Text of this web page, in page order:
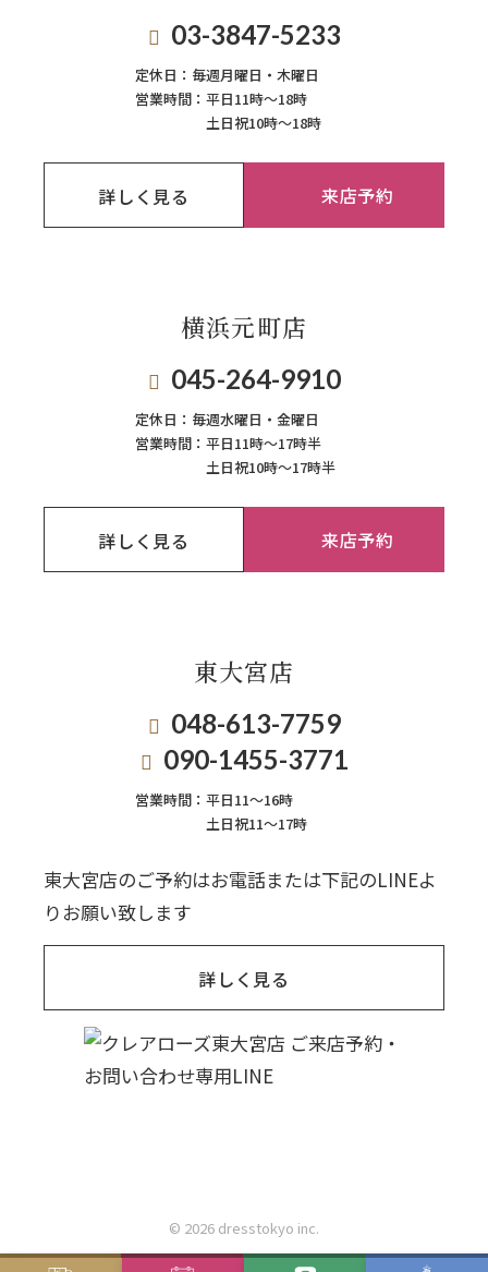
03-3847-5233
定休日： 毎週月曜日・木曜日
営業時間： 平日11時～18時
土日祝10時～18時
詳しく見る 来店予約
横浜元町店
045-264-9910
定休日： 毎週⽔曜⽇‧⾦曜⽇
営業時間： 平日11時～17時半
土日祝10時～17時半
詳しく見る 来店予約
東大宮店
048-613-7759
090-1455-3771
営業時間： 平日11〜16時
土日祝11〜17時
東大宮店のご予約はお電話または下記のLINEよ
りお願い致します
詳しく見る
© 2026 dresstokyo inc.